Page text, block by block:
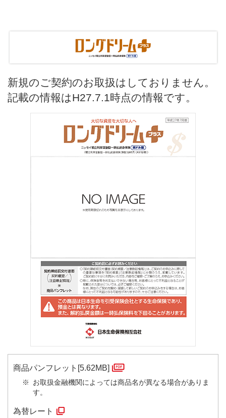
新規のご契約のお取扱はしておりません。
記載の情報はH27.7.1時点の情報です。
商品パンフレット[5.62MB]
※
お取扱金融機関によっては商品名が異なる場合がありま
す。
為替レート